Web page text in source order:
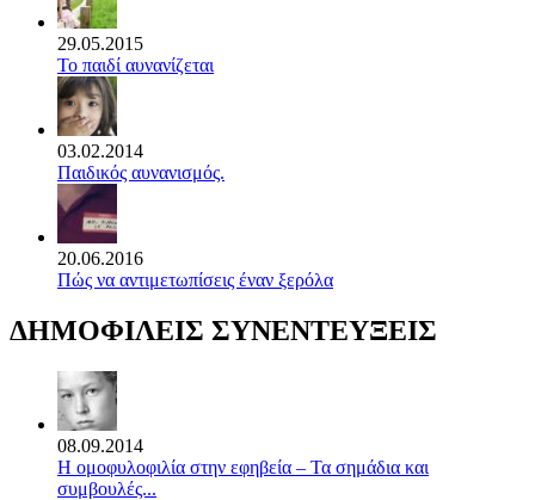
29.05.2015
Το παιδί αυνανίζεται
03.02.2014
Παιδικός αυνανισμός.
20.06.2016
Πώς να αντιμετωπίσεις έναν ξερόλα
ΔΗΜΟΦΙΛΕΙΣ ΣΥΝΕΝΤΕΥΞΕΙΣ
08.09.2014
Η ομοφυλοφιλία στην εφηβεία – Τα σημάδια και
συμβουλές...